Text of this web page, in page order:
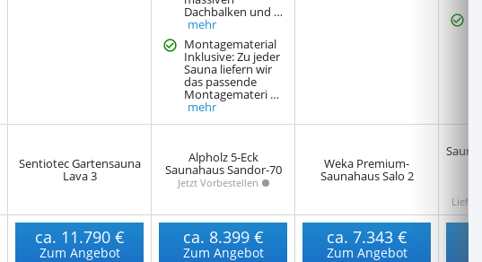
Dachbalken und …
mehr
Montagematerial
Inklusive: Zu jeder
Sauna liefern wir
das passende
Montagemateri …
mehr
Sentiotec Gartensauna
Lava 3
Alpholz 5-Eck
Saunahaus Sandor-70
Jetzt Vorbestellen
Weka Premium-
Saunahaus Salo 2
ca. 11.790 €
Zum Angebot
ca. 8.399 €
Zum Angebot
ca. 7.343 €
Zum Angebot